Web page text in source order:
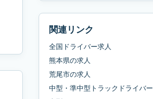
関連リンク
全国ドライバー求人
熊本県の求人
荒尾市の求人
中型・準中型トラックドライバー